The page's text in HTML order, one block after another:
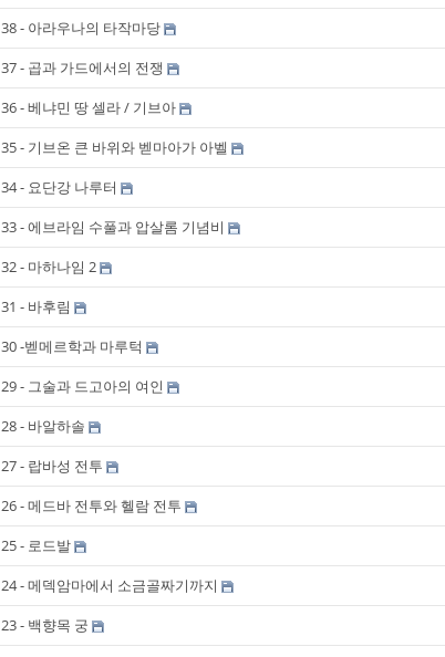
38 - 아라우나의 타작마당
37 - 곱과 가드에서의 전쟁
36 - 베냐민 땅 셀라 / 기브아
35 - 기브온 큰 바위와 벧마아가 아벨
34 - 요단강 나루터
33 - 에브라임 수풀과 압살롬 기념비
32 - 마하나임 2
31 - 바후림
30 -벧메르학과 마루턱
29 - 그술과 드고아의 여인
28 - 바알하솔
27 - 랍바성 전투
26 - 메드바 전투와 헬람 전투
25 - 로드발
24 - 메덱암마에서 소금골짜기까지
23 - 백향목 궁